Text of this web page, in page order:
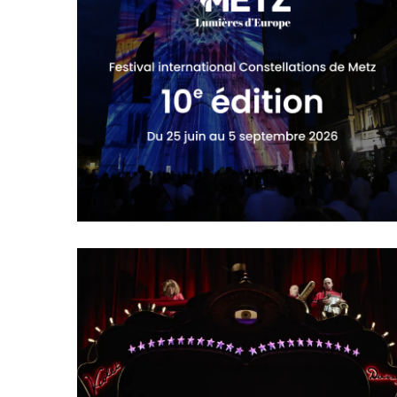
FESTIVAL
CONSTELLATIONS –
METZ
Du 25 Juin au 5 Septembre 2026
Metz
Festivals
Théâtre